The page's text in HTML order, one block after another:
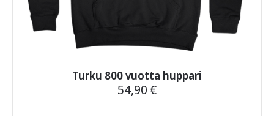
Turku 800 vuotta huppari
54,90 €
tuotteella